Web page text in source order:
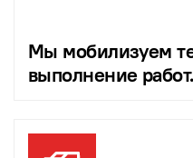
Мы мобилизуем
выполнение работ.